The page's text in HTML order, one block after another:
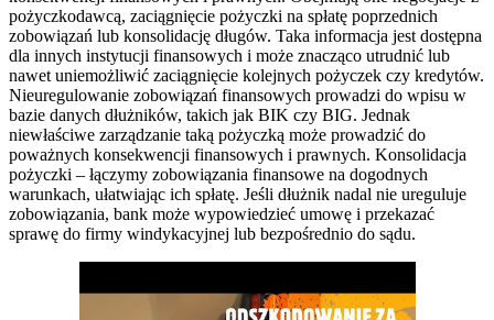
pożyczkodawcą, zaciągnięcie pożyczki na spłatę poprzednich
zobowiązań lub konsolidację długów. Taka informacja jest dostępna
dla innych instytucji finansowych i może znacząco utrudnić lub
nawet uniemożliwić zaciągnięcie kolejnych pożyczek czy kredytów.
Nieuregulowanie zobowiązań finansowych prowadzi do wpisu w
bazie danych dłużników, takich jak BIK czy BIG. Jednak
niewłaściwe zarządzanie taką pożyczką może prowadzić do
poważnych konsekwencji finansowych i prawnych. Konsolidacja
pożyczki – łączymy zobowiązania finansowe na dogodnych
warunkach, ułatwiając ich spłatę. Jeśli dłużnik nadal nie ureguluje
zobowiązania, bank może wypowiedzieć umowę i przekazać
sprawę do firmy windykacyjnej lub bezpośrednio do sądu.